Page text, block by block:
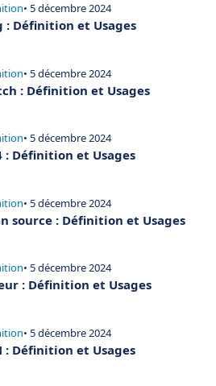
• 5 décembre 2024
: Définition et Usages
• 5 décembre 2024
: Définition et Usages
• 5 décembre 2024
: Définition et Usages
• 5 décembre 2024
source : Définition et Usages
• 5 décembre 2024
: Définition et Usages
• 5 décembre 2024
: Définition et Usages